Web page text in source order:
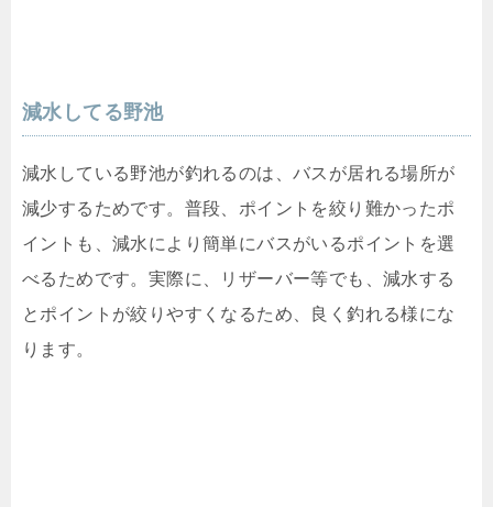
減水してる野池
減水している野池が釣れるのは、バスが居れる場所が
減少するためです。普段、ポイントを絞り難かったポ
イントも、減水により簡単にバスがいるポイントを選
べるためです。実際に、リザーバー等でも、減水する
とポイントが絞りやすくなるため、良く釣れる様にな
ります。